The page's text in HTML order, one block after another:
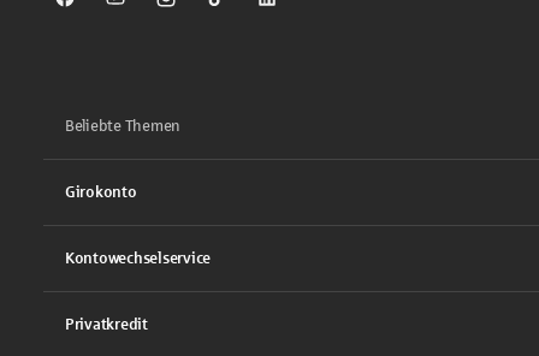
Sparkasse auf Facebook
Sparkasse auf Youtube
Sparkasse auf Instagram
Sparkasse auf TikTok
Sparkasse auf LinkedIn
Beliebte Themen
Girokonto
Kontowechselservice
Privatkredit